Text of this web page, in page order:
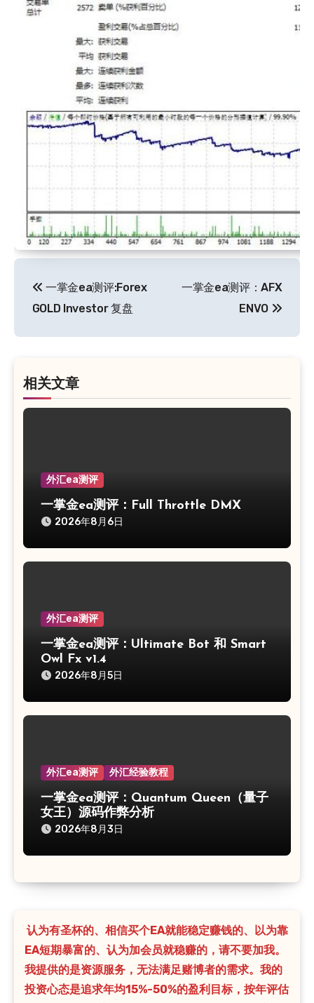
章
导
一掌金ea测评:Forex
GOLD Investor 复盘
一掌金ea测评：AFX
ENVO
相关文章
外汇ea测评
一掌金ea测评：Full Throttle DMX
2026年8月6日
外汇ea测评
一掌金ea测评：Ultimate Bot 和 Smart
Owl Fx v1.4
2026年8月5日
外汇ea测评 外汇经验教程
一掌金ea测评：Quantum Queen（量子
女王）源码作弊分析
2026年8月3日
认为有圣杯的、相信买个EA就能稳定赚钱的、以为靠
EA短期暴富的、认为加会员就稳赚的，请不要加我。
我提供的是资源服务，无法满足赌博者的需求。我的
投资心态是追求年均15%-50%的盈利目标，按年评估